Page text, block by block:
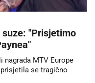
"Prisjetimo
nagrada MTV Europe
se tragično